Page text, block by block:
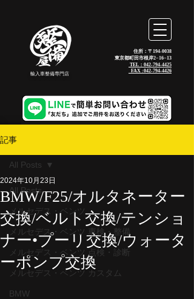
輸入車整備専門店
住所：〒194-0038
東京都町田市根岸2−16−13
TEL：042-794-4425
_FAX :042-794-4426
記事
All Posts
メルセデス・ベンツ
メルセデス・ベンツ 車検・整備
メルセデス・ベンツ 点検・診断
メルセデス・ベンツ カスタム
BMW
All Posts
BMW/F25/オルタネーター
交換/ベルト交換/テンショ
ナー•プーリ交換/ウォータ
ーポンプ交換
2024年10月23日